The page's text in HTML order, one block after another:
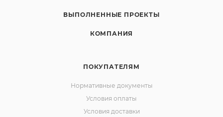
ВЫПОЛНЕННЫЕ ПРОЕКТЫ
КОМПАНИЯ
ПОКУПАТЕЛЯМ
Нормативные документы
Условия оплаты
Условия доставки